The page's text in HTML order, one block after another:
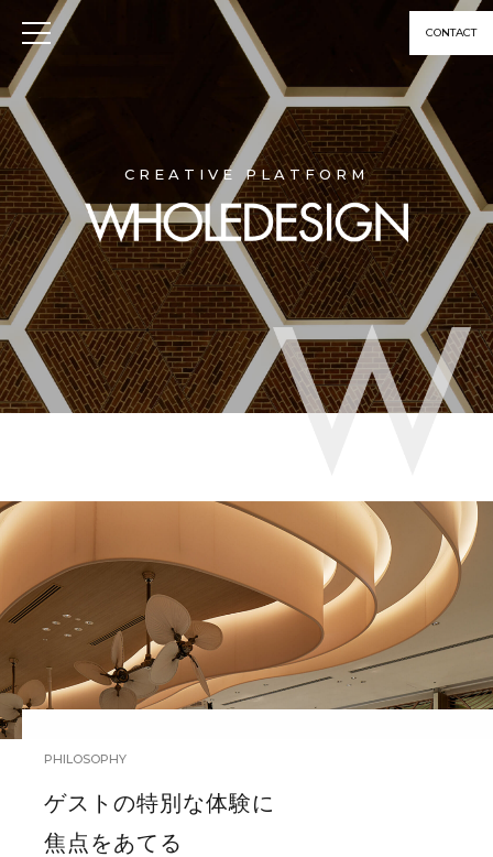
CONTACT
CREATIVE PLATFORM
PHILOSOPHY
ゲストの特別な体験に
焦点をあてる